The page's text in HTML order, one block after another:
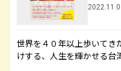
世界を４０年以上歩いてき
けする、人生を輝かせる台